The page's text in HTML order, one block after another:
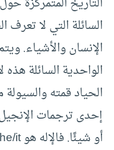
السائلة التي لا تعرف
الإنسان والأشياء.
الواحدية السائلة
الحياد قمته والسيولة
إحدى ترجمات الإنجيل
أو شيئًا. فالإله هو he/she/it !